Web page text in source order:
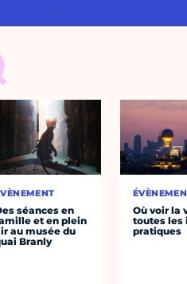
séances en
et en plein
au musée du
Branly
Où voir la
toutes les
pratiques